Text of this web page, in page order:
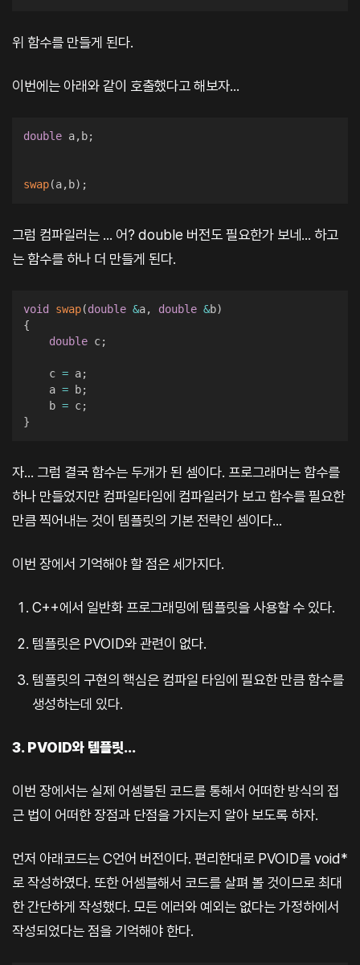
위 함수를 만들게 된다.
이번에는 아래와 같이 호출했다고 해보자...
double a, b;
swap(a, b) ;
그럼 컴파일러는 ... 어? double 버전도 필요한가 보네... 하고
는 함수를 하나 더 만들게 된다.
void swap(double &a, double &b)
{
double c;
    c
= a;
    a
= b;
    b
= c;
}
자... 그럼 결국 함수는 두개가 된 셈이다. 프로그래머는 함수를
하나 만들었지만 컴파일타임에 컴파일러가 보고 함수를 필요한
만큼 찍어내는 것이 템플릿의 기본 전략인 셈이다...
이번 장에서 기억해야 할 점은 세가지다.
C++에서 일반화 프로그래밍에 템플릿을 사용할 수 있다.
템플릿은 PVOID와 관련이 없다.
템플릿의 구현의 핵심은 컴파일 타임에 필요한 만큼 함수를
생성하는데 있다.
3. PVOID와 템플릿...
이번 장에서는 실제 어셈블된 코드를 통해서 어떠한 방식의 접
근 법이 어떠한 장점과 단점을 가지는지 알아 보도록 하자.
먼저 아래코드는 C언어 버전이다. 편리한대로 PVOID를 void*
로 작성하였다. 또한 어셈블해서 코드를 살펴 볼 것이므로 최대
한 간단하게 작성했다. 모든 에러와 예외는 없다는 가정하에서
작성되었다는 점을 기억해야 한다.